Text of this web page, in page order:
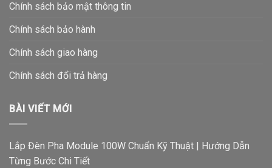
Chính sách bảo mật thông tin
Chính sách bảo hành
Chính sách giao hàng
Chính sách đổi trả hàng
BÀI VIẾT MỚI
Lắp Đèn Pha Module 100W Chuẩn Kỹ Thuật | Hướng Dẫn
Từng Bước Chi Tiết